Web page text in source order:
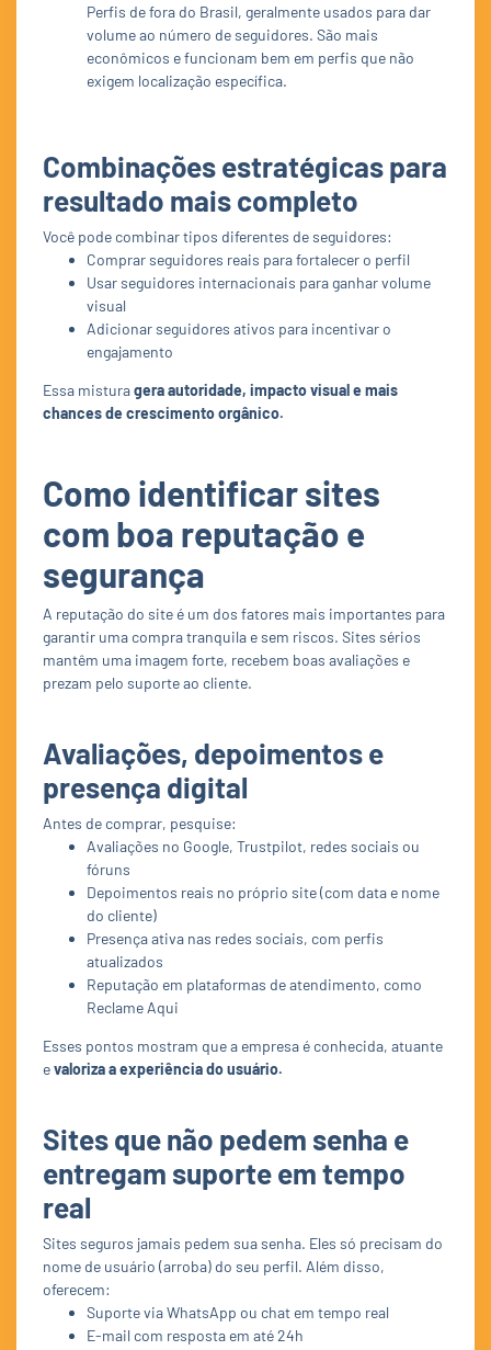
Perfis de fora do Brasil, geralmente usados para dar
volume ao número de seguidores. São mais
econômicos e funcionam bem em perfis que não
exigem localização específica.
Combinações estratégicas para
resultado mais completo
Você pode combinar tipos diferentes de seguidores:
Comprar seguidores reais para fortalecer o perfil
Usar seguidores internacionais para ganhar volume
visual
Adicionar seguidores ativos para incentivar o
engajamento
Essa misturagera autoridade, impacto visual e mais
chances de crescimento orgânico.
Como identificar sites
com boa reputação e
segurança
A reputação do site é um dos fatores mais importantes para
garantir uma compra tranquila e sem riscos. Sites sérios
mantêm uma imagem forte, recebem boas avaliações e
prezam pelo suporte ao cliente.
Avaliações, depoimentos e
presença digital
Antes de comprar, pesquise:
Avaliações no Google, Trustpilot, redes sociais ou
fóruns
Depoimentos reais no próprio site (com data e nome
do cliente)
Presença ativa nas redes sociais, com perfis
atualizados
Reputação em plataformas de atendimento, como
Reclame Aqui
Esses pontos mostram que a empresa é conhecida, atuante
evaloriza a experiência do usuário.
Sites que não pedem senha e
entregam suporte em tempo
real
Sites seguros jamais pedem sua senha. Eles só precisam do
nome de usuário (arroba) do seu perfil. Além disso,
oferecem:
Suporte via WhatsApp ou chat em tempo real
E-mail com resposta em até 24h